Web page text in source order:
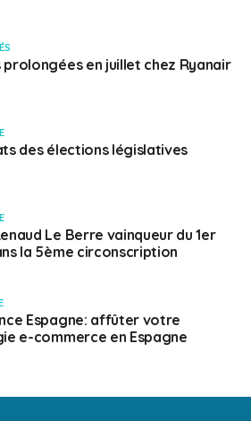
prolongées en juillet chez Ryanair
des élections législatives
Le Berre vainqueur du 1er
la 5ème circonscription
Espagne: affûter votre
e-commerce en Espagne